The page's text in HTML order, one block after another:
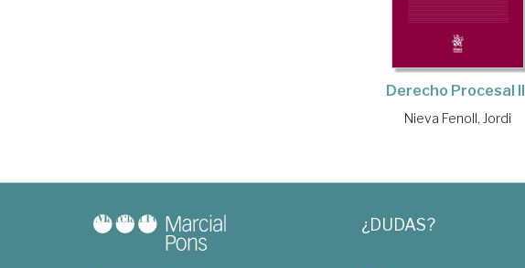
Derecho Procesal
Nieva Fenoll, Jordi
¿DUDAS?